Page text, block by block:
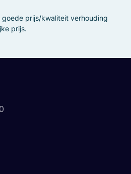
goede prijs/kwaliteit verhouding
prijs.